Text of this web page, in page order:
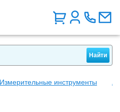
Измерительные инструменты